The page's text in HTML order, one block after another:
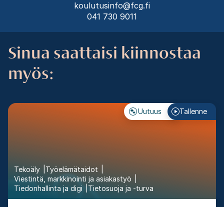
koulutusinfo@fcg.fi
041 730 9011
Sinua saattaisi kiinnostaa
myös:
Uutuus Tallenne
Tekoäly
Työelämätaidot
Viestintä, markkinointi ja asiakastyö
Tiedonhallinta ja digi
Tietosuoja ja -turva